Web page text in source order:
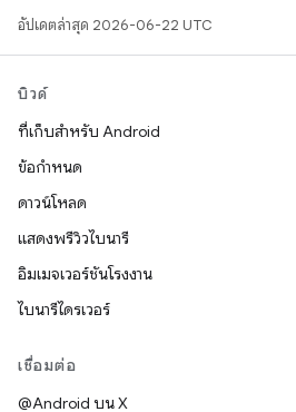
อัปเดตล่าสุด 2026-06-22 UTC
บิวด์
ที่เก็บสำหรับ Android
ข้อกำหนด
ดาวน์โหลด
แสดงพรีวิวไบนารี
อิมเมจเวอร์ชันโรงงาน
ไบนารีไดรเวอร์
เชื่อมต่อ
@Android บน X